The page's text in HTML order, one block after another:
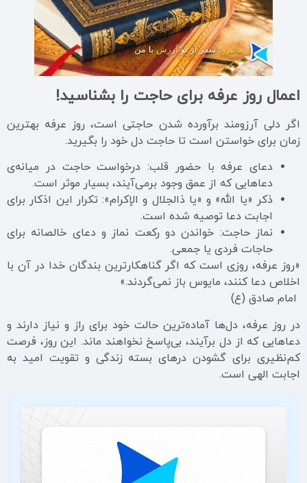
اعمال روز عرفه برای حاجت را بشناسید!
اگر دلی آرزومند برآورده شدن حاجتی است، روز عرفه بهترین
زمان برای خواستن است تا حاجت دل خود را بگیرید.
دعای عرفه با حضور قلب: درخواست حاجت در میانه‌ی
دعاهایی که از عمق وجود برمی‌آیند، بسیار موثر است.
ذکر «یا الله» و «یا ذالجلال و الإکرام»: تکرار این اذکار برای
اجابت دعا توصیه شده است.
نماز حاجت: خواندن دو رکعت نماز و دعای خالصانه برای
حاجات فردی یا جمعی.
«روز عرفه، روزی است که اگر گناهکارترین بندگان خدا در آن با
اخلاص دعا کنند، مایوس باز نمی‌گردند.»
امام صادق (ع)
در روز عرفه، دل‌ها آماده‌ترین حالت خود برای راز و نیاز دارند و
دعاهایی که از دل برآیند، بی‌پاسخ نخواهند ماند. این روز، فرصت
کم‌نظیری برای گشودن درهای بسته زندگی و تقویت امید به
اجابت الهی است.